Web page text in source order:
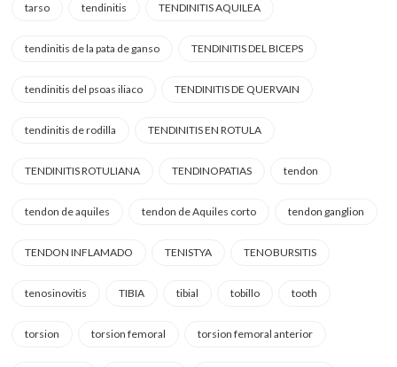
tarso tendinitis TENDINITIS AQUILEA
tendinitis de la pata de ganso TENDINITIS DEL BICEPS
tendinitis del psoas iliaco TENDINITIS DE QUERVAIN
tendinitis de rodilla TENDINITIS EN ROTULA
TENDINITIS ROTULIANA TENDINOPATIAS tendon
tendon de aquiles tendon de Aquiles corto tendon ganglion
TENDON INFLAMADO TENISTYA TENOBURSITIS
tenosinovitis TIBIA tibial tobillo tooth
torsion torsion femoral torsion femoral anterior